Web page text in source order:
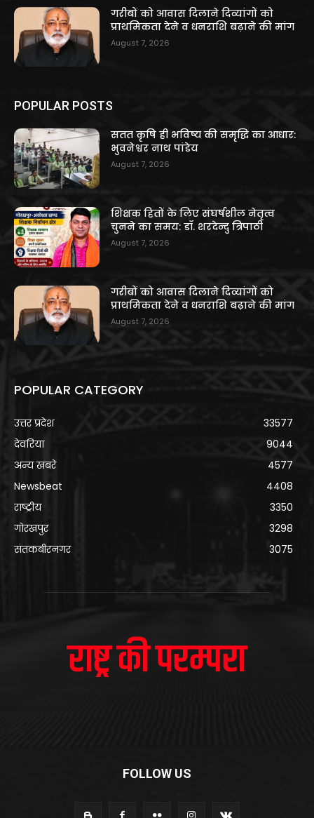
गरीबों को आवास दिलाने दिव्यांगों को
प्राथमिकता देने व धनराशि बढ़ाने की मांग
August 7, 2026
POPULAR POSTS
सतत कृषि ही भविष्य की समृद्धि का आधार:
भुवनेश्वर नाथ पांडेय
August 7, 2026
शिक्षक हितों के लिए संघर्षशील नेतृत्व
चुनने का समय: डॉ. शरदेन्दु त्रिपाठी
August 7, 2026
गरीबों को आवास दिलाने दिव्यांगों को
प्राथमिकता देने व धनराशि बढ़ाने की मांग
August 7, 2026
POPULAR CATEGORY
उत्तर प्रदेश
33577
देवरिया
9044
अन्य खबरे
4577
Newsbeat
4408
राष्ट्रीय
3350
गोरखपुर
3298
संतकबीरनगर
3075
FOLLOW US